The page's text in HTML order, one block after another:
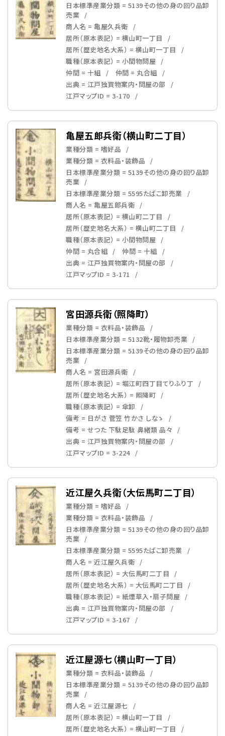
日本標準産業分類 = 5139その他の身の回り品卸
売業
商人名 = 亀屋久兵衛
居所（原本表記） = 横山町一丁目
居所（歴史地名大系） = 横山町一丁目
職種（原本表記） = 小間物問屋
仲間 = 十組
仲間 = 丸合組
出典 = 江戸独買物案内・問屋の部
江戸マップID = 3-170
亀屋五郎兵衛（横山町二丁目）
業種分類 = 嗜好品
業種分類 = 衣料品・装飾品
日本標準産業分類 = 5139その他の身の回り品卸
売業
日本標準産業分類 = 5595たばこ卸売業
商人名 = 亀屋五郎兵衛
居所（原本表記） = 横山町二丁目
居所（歴史地名大系） = 横山町二丁目
職種（原本表記） = 小間物問屋
仲間 = 丸合組
仲間 = 十組
出典 = 江戸独買物案内・問屋の部
江戸マップID = 3-171
宮田源兵衛（照降町）
業種分類 = 衣料品・装飾品
日本標準産業分類 = 5132靴・履物卸売業
日本標準産業分類 = 5139その他の身の回り品卸
売業
商人名 = 宮田源兵衛
居所（原本表記） = 堀江町四丁目てりふり丁
居所（歴史地名大系） = 照降町
職種（原本表記） = 傘卸
備考 = 日がさ 菅笠 竹かさ しなゝ
備考 = せつた 下駄足駄 鼻緒類 品々
出典 = 江戸独買物案内・問屋の部
江戸マップID = 3-224
近江屋久兵衛（大伝馬町二丁目）
業種分類 = 嗜好品
業種分類 = 衣料品・装飾品
日本標準産業分類 = 5139その他の身の回り品卸
売業
日本標準産業分類 = 5595たばこ卸売業
商人名 = 近江屋久兵衛
居所（原本表記） = 大伝馬町二丁目
居所（歴史地名大系） = 大伝馬町二丁目
職種（原本表記） = 紙煙草入・扇子問屋
出典 = 江戸独買物案内・問屋の部
江戸マップID = 3-167
近江屋源七（横山町一丁目）
業種分類 = 衣料品・装飾品
日本標準産業分類 = 5139その他の身の回り品卸
売業
商人名 = 近江屋源七
居所（原本表記） = 横山町一丁目
居所（歴史地名大系） = 横山町一丁目